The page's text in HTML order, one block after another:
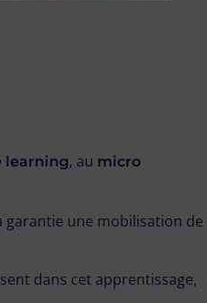
learning, au micro
garantie une mobilisation de
dans cet apprentissage,